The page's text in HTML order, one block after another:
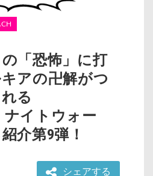
「恐怖」に打
アの卍解がつ
る
ナイトウォー
介第9弾！
シェアする